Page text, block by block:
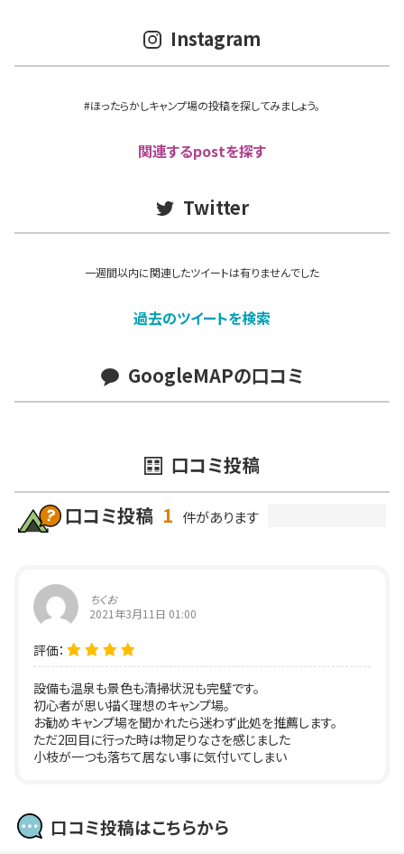
Instagram
#ほったらかしキャンプ場の投稿を探してみましょう。
関連するpostを探す
Twitter
一週間以内に関連したツイートは有りませんでした
過去のツイートを検索
GoogleMAPの口コミ
口コミ投稿
口コミ投稿 1 件があります
ちくお
2021年3月11日 01:00
設備も温泉も景色も清掃状況も完璧です。
初心者が思い描く理想のキャンプ場。
お勧めキャンプ場を聞かれたら迷わず此処を推薦します。
ただ2回目に行った時は物足りなさを感じました
小枝が一つも落ちて居ない事に気付いてしまい
口コミ投稿はこちらから